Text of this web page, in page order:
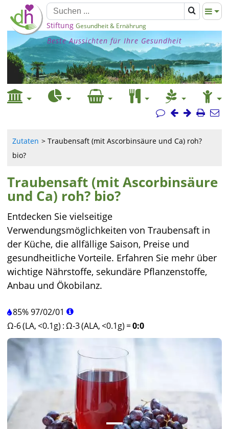
Stiftung Gesundheit & Ernährung
Beste Aussichten für Ihre Gesundheit
Zutaten
Traubensaft (mit Ascorbinsäure und Ca) roh?
bio?
Traubensaft (mit Ascorbinsäure
und Ca) roh? bio?
Entdecken Sie vielseitige
Verwendungsmöglichkeiten von Traubensaft in
der Küche, die allfällige Saison, Preise und
gesundheitliche Vorteile. Erfahren Sie mehr über
wichtige Nährstoffe, sekundäre Pflanzenstoffe,
Anbau und Ökobilanz.
85%97/02/01
Ω-6 (LA, <0.1g) :Ω-3 (ALA, <0.1g) =0:0